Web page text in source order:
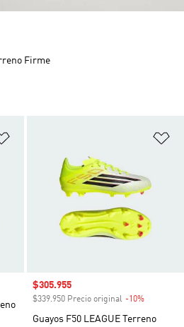
Precio de venta
$305.955
$339.950 Precio original -10%
Guayos F50 LEAGUE Terreno
Firme